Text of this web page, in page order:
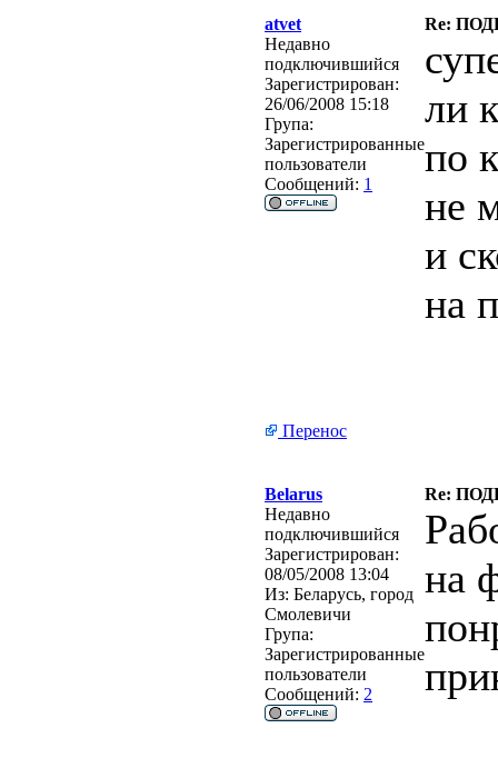
atvet
Re:
Недавно
подключившийся
Зарегистрирован:
26/06/2008 15:18
Група:
Зарегистрированные
пользователи
Сообщений: 1
ли
по
не
и
на
Перенос
Belarus
Re:
Недавно
подключившийся
Зарегистрирован:
08/05/2008 13:04
Из: Беларусь, город
Смолевичи
Група:
Зарегистрированные
пользователи
Сообщений: 2
на